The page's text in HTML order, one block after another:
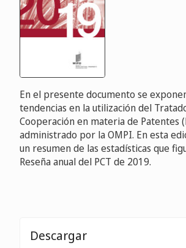
En el presente documento se
tendencias en la utilización del
Cooperación en materia de Patentes
administrado por la OMPI. En esta
un resumen de las estadísticas que
Reseña anual del PCT de 2019.
Descargar